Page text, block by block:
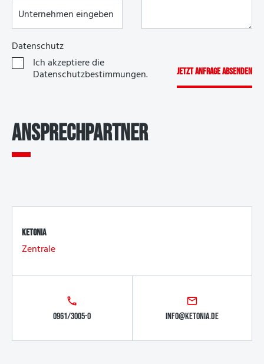
Datenschutz
Ich akzeptiere die
Datenschutzbestimmungen.
ANSPRECHPARTNER
KETONIA
Zentrale
0961/3005-0 info@ketonia.de